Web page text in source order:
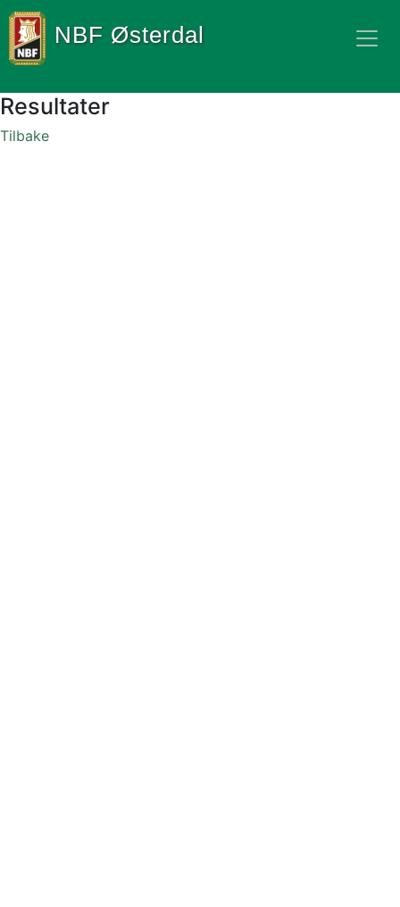
NBF Østerdal
Resultater
Tilbake